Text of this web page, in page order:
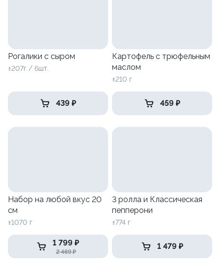
Рогалики с сыром
±207г / 6шт.
439 ₽
Картофель с трюфельным
маслом
±210 г
459 ₽
Набор на любой вкус 20
см
±1070 г
1 799 ₽
2 469 ₽
3 ролла и Классическая
пепперони
±774 г
1 479 ₽